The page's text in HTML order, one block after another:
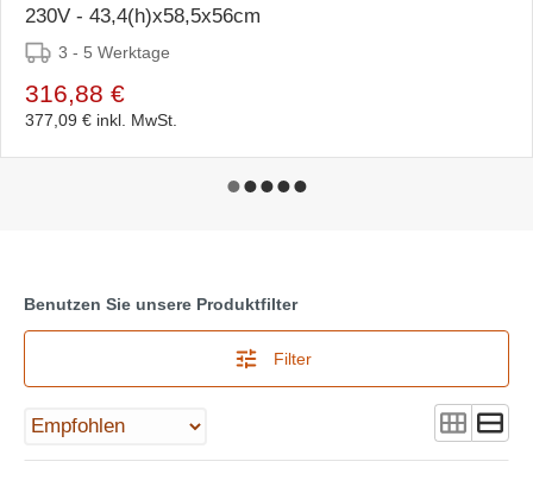
230V - 43,4(h)x58,5x56cm
3 - 5 Werktage
316,88 €
377,09 € inkl. MwSt.
Benutzen Sie unsere Produktfilter
Filter